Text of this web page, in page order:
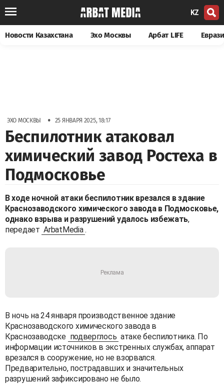
KZ
Новости Казахстана Эхо Москвы Арбат LIFE
ЭХО МОСКВЫ • 25 ЯНВАРЯ 2025, 18:17
Беспилотник атаковал
химический завод Ростеха в
Подмосковье
В ходе ночной атаки беспилотник врезался в здание
Краснозаводского химического завода в Подмосковье,
однако взрыва и разрушений удалось избежать,
передает ArbatMedia .
В ночь на 24 января производственное здание
Краснозаводского химического завода в
Краснозаводске подверглось атаке беспилотника. По
информации источников в экстренных службах, аппарат
врезался в сооружение, но не взорвался.
Предварительно, пострадавших и значительных
разрушений зафиксировано не было.